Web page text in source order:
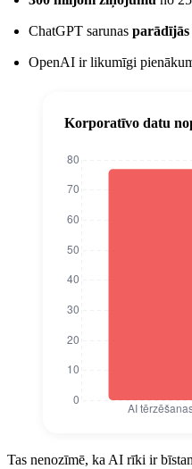
ChatGPT sarunas parādījās
OpenAI ir likumīgi
Korporatīvo datu
Tas nenozīmē, ka AI rīki ir